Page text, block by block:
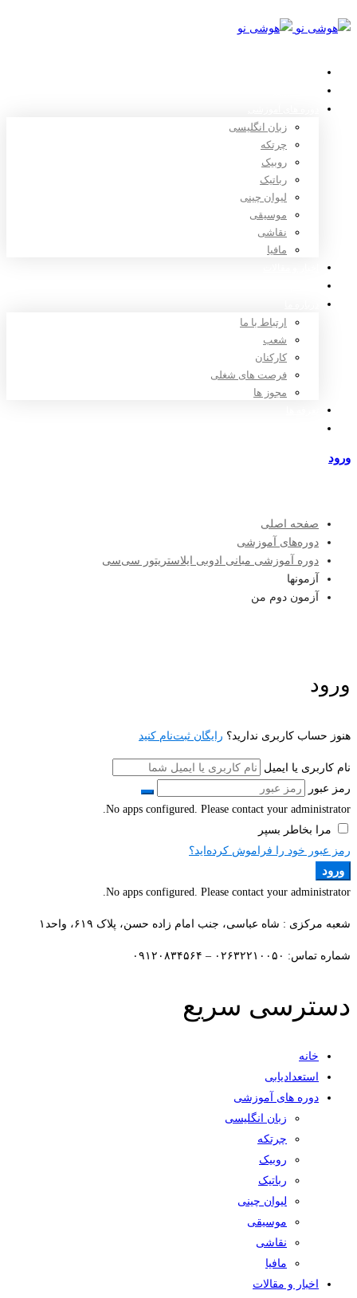
زبان انگلیسی
چرتکه
روبیک
رباتیک
لیوان چینی
موسیقی
نقاشی
مافیا
ارتباط با ما
شعب
کارکنان
فرصت های شغلی
مجوز ها
ورود
صفحه اصلی
دوره‌های آموزشی
دوره آموزشی مبانی ادوبی ایلاستریتور سی‌سی
آزمونها
آزمون دوم من
ورود
هنوز حساب کاربری ندارید؟ رایگان ثبت‌نام کنید
نام کاربری یا ایمیل
رمز عبور
No apps configured. Please contact your administrator.
مرا بخاطر بسپر
رمز عبور خود را فراموش کرده‌اید؟
ورود
No apps configured. Please contact your administrator.
شعبه مرکزی : شاه عباسی، جنب امام زاده حسن، پلاک ۶۱۹، واحد۱​
شماره تماس: ۰۲۶۳۲۲۱۰۰۵۰ – ۰۹۱۲۰۸۳۴۵۶۴
دسترسی سریع
خانه
استعدادیابی
دوره های آموزشی
زبان انگلیسی
چرتکه
روبیک
رباتیک
لیوان چینی
موسیقی
نقاشی
مافیا
اخبار و مقالات